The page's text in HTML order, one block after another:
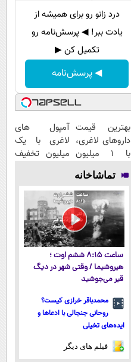
درد زانو رو برای همیشه از
یادت ببر! ◀ پرسش‌نامه رو
تکمیل کن ▶
◀ پرسش‌نامه
بهترین قیمت
داروهای لاغری،
با ۱ میلیون
تخفیف و ارسال
از داروخانه‌
آمپول های
لاغری با یک
میلیون تخفیف
معتبر
تماشاخانه
ساعت ۸:۱۵ ششم اوت ؛
هیروشیما / وقتی شهر در دیگ
قیر می‌جوشید
محمدباقر خرازی کیست؟
روحانی جنجالی با ادعاها و
ایده‌های تخیلی
فیلم های دیگر